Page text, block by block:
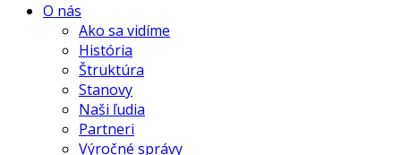
O nás
Ako sa vidíme
História
Štruktúra
Stanovy
Naši ľudia
Partneri
Výročné správy